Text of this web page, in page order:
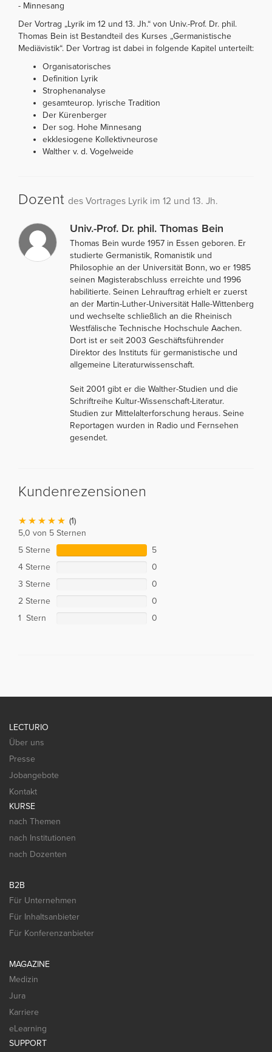
- Minnesang
Der Vortrag „Lyrik im 12 und 13. Jh.“ von Univ.-Prof. Dr. phil.
Thomas Bein ist Bestandteil des Kurses „Germanistische
Mediävistik“. Der Vortrag ist dabei in folgende Kapitel unterteilt:
Organisatorisches
Definition Lyrik
Strophenanalyse
gesamteurop. lyrische Tradition
Der Kürenberger
Der sog. Hohe Minnesang
ekklesiogene Kollektivneurose
Walther v. d. Vogelweide
Dozent des Vortrages Lyrik im 12 und 13. Jh.
Univ.-Prof. Dr. phil. Thomas Bein
Thomas Bein wurde 1957 in Essen geboren. Er
studierte Germanistik, Romanistik und
Philosophie an der Universität Bonn, wo er 1985
seinen Magisterabschluss erreichte und 1996
habilitierte. Seinen Lehrauftrag erhielt er zuerst
an der Martin-Luther-Universität Halle-Wittenberg
und wechselte schließlich an die Rheinisch
Westfälische Technische Hochschule Aachen.
Dort ist er seit 2003 Geschäftsführender
Direktor des Instituts für germanistische und
allgemeine Literaturwissenschaft.
Seit 2001 gibt er die Walther-Studien und die
Schriftreihe Kultur-Wissenschaft-Literatur.
Studien zur Mittelalterforschung heraus. Seine
Reportagen wurden in Radio und Fernsehen
gesendet.
Kundenrezensionen
(1)
5,0 von 5 Sternen
5 Sterne
5
4 Sterne
0
3 Sterne
0
2 Sterne
0
1 Stern
0
LECTURIO
Über uns
Presse
Jobangebote
Kontakt
KURSE
nach Themen
nach Institutionen
nach Dozenten
B2B
Für Unternehmen
Für Inhaltsanbieter
Für Konferenzanbieter
MAGAZINE
Medizin
Jura
Karriere
eLearning
SUPPORT